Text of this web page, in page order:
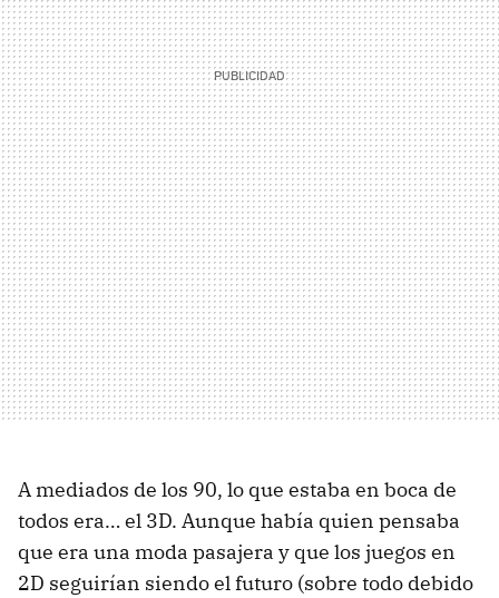
A mediados de los 90, lo que estaba en boca de
todos era… el 3D. Aunque había quien pensaba
que era una moda pasajera y que los juegos en
2D seguirían siendo el futuro (sobre todo debido